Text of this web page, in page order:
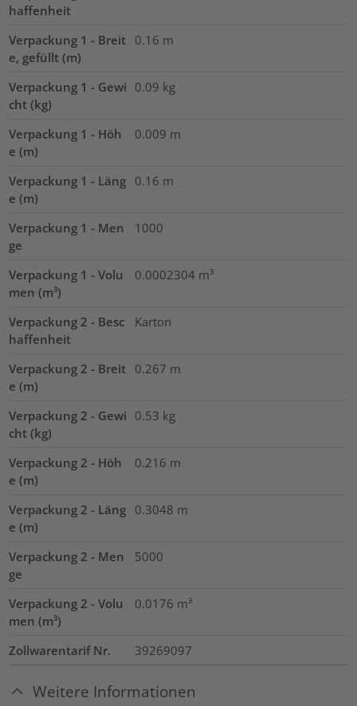
haffenheit
Verpackung 1 - Breit
e, gefüllt (m)
0.16 m
Verpackung 1 - Gewi
cht (kg)
0.09 kg
Verpackung 1 - Höh
e (m)
0.009 m
Verpackung 1 - Läng
e (m)
0.16 m
Verpackung 1 - Men
ge
1000
Verpackung 1 - Volu
men (m³)
0.0002304 m³
Verpackung 2 - Besc
haffenheit
Karton
Verpackung 2 - Breit
e (m)
0.267 m
Verpackung 2 - Gewi
cht (kg)
0.53 kg
Verpackung 2 - Höh
e (m)
0.216 m
Verpackung 2 - Läng
e (m)
0.3048 m
Verpackung 2 - Men
ge
5000
Verpackung 2 - Volu
men (m³)
0.0176 m³
Zollwarentarif Nr. 39269097
Weitere Informationen